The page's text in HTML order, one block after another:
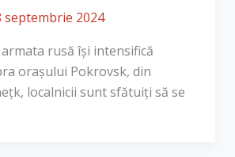
septembrie 2024
rusă își intensifică
orașului Pokrovsk, din
localnicii sunt sfătuiți să se